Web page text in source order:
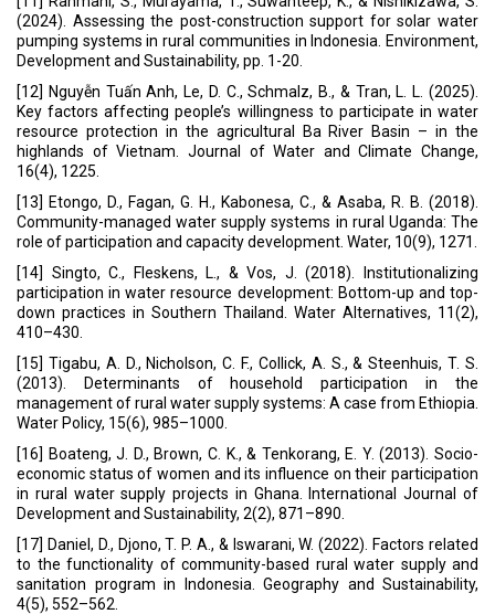
(2024). Assessing the post-construction support for solar water
pumping systems in rural communities in Indonesia. Environment,
Development and Sustainability, pp. 1-20.
[12] Nguyễn Tuấn Anh, Le, D. C., Schmalz, B., & Tran, L. L. (2025).
Key factors affecting people’s willingness to participate in water
resource protection in the agricultural Ba River Basin – in the
highlands of Vietnam. Journal of Water and Climate Change,
16(4), 1225.
[13] Etongo, D., Fagan, G. H., Kabonesa, C., & Asaba, R. B. (2018).
Community-managed water supply systems in rural Uganda: The
role of participation and capacity development. Water, 10(9), 1271.
[14] Singto, C., Fleskens, L., & Vos, J. (2018). Institutionalizing
participation in water resource development: Bottom-up and top-
down practices in Southern Thailand. Water Alternatives, 11(2),
410–430.
[15] Tigabu, A. D., Nicholson, C. F., Collick, A. S., & Steenhuis, T. S.
(2013). Determinants of household participation in the
management of rural water supply systems: A case from Ethiopia.
Water Policy, 15(6), 985–1000.
[16] Boateng, J. D., Brown, C. K., & Tenkorang, E. Y. (2013). Socio-
economic status of women and its influence on their participation
in rural water supply projects in Ghana. International Journal of
Development and Sustainability, 2(2), 871–890.
[17] Daniel, D., Djono, T. P. A., & Iswarani, W. (2022). Factors related
to the functionality of community-based rural water supply and
sanitation program in Indonesia. Geography and Sustainability,
4(5), 552–562.